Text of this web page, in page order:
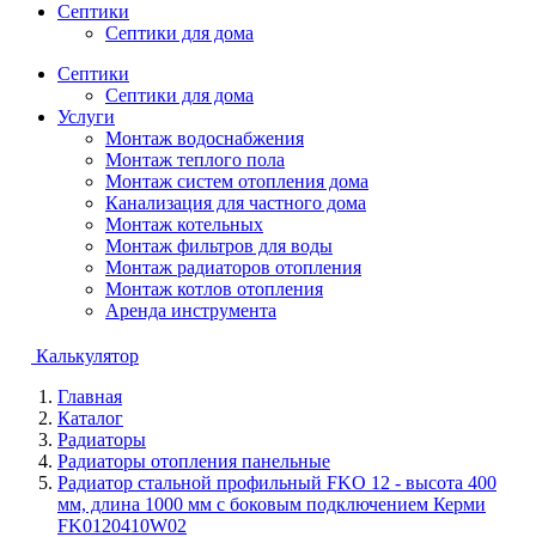
Септики
Септики для дома
Септики
Септики для дома
Услуги
Монтаж водоснабжения
Монтаж теплого пола
Монтаж систем отопления дома
Канализация для частного дома
Монтаж котельных
Монтаж фильтров для воды
Монтаж радиаторов отопления
Монтаж котлов отопления
Аренда инструмента
Калькулятор
Главная
Каталог
Радиаторы
Радиаторы отопления панельные
Радиатор стальной профильный FKO 12 - высота 400
мм, длина 1000 мм с боковым подключением Керми
FK0120410W02